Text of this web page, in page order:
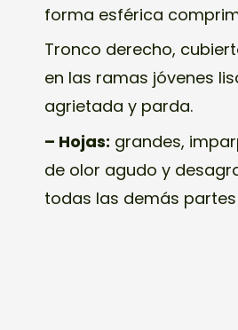
forma esférica
Tronco derecho,
en las ramas jóvenes
agrietada y parda.
– Hojas: grandes,
de olor agudo y
todas las demás